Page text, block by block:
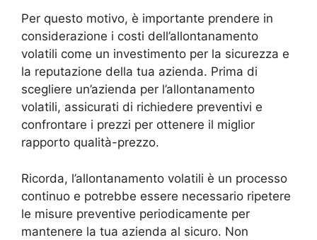
Per questo motivo, è importante prendere in
considerazione i costi dell’allontanamento
volatili come un investimento per la sicurezza e
la reputazione della tua azienda. Prima di
scegliere un’azienda per l’allontanamento
volatili, assicurati di richiedere preventivi e
confrontare i prezzi per ottenere il miglior
rapporto qualità-prezzo.
Ricorda, l’allontanamento volatili è un processo
continuo e potrebbe essere necessario ripetere
le misure preventive periodicamente per
mantenere la tua azienda al sicuro. Non